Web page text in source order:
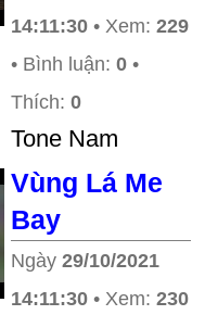
14:11:30 • Xem: 229
• Bình luận: 0 •
Thích: 0
Tone Nam
Vùng Lá Me
Bay
Ngày 29/10/2021
14:11:30 • Xem: 230